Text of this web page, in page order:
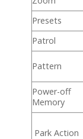
Presets
Patrol
Pattern
Power-off
Memory
Park Action